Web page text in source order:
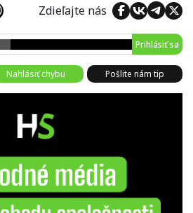
Zdieľajte nás
Prihlásiť sa
Nahlásiť chybu Pošlite nám tip